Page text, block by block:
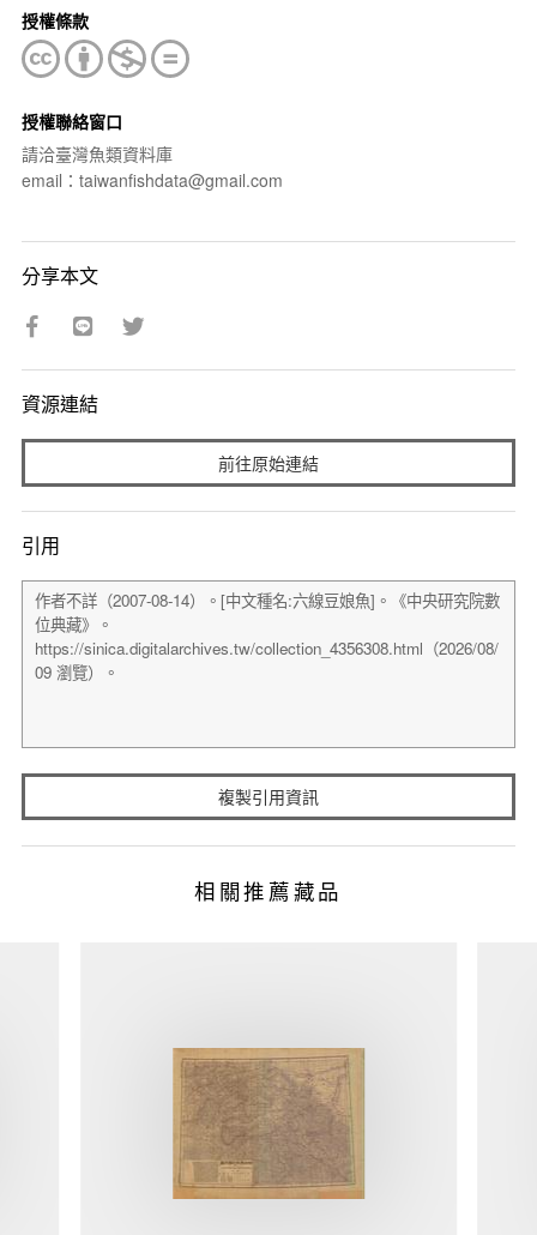
授權條款
授權聯絡窗口
請洽臺灣魚類資料庫
email：taiwanfishdata@gmail.com
分享本文
資源連結
前往原始連結
引用
複製引用資訊
相關推薦藏品